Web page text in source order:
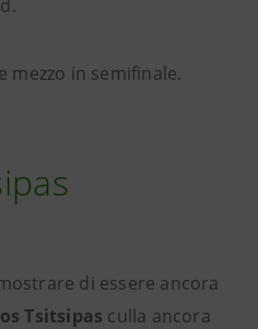
mezzo in semifinale.
di essere ancora
Tsitsipas culla ancora